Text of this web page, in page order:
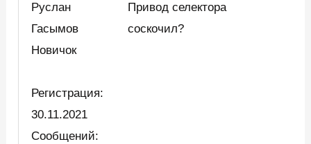
Руслан
Гасымов
Новичок
Регистрация:
30.11.2021
Сообщений:
Привод селектора
соскочил?